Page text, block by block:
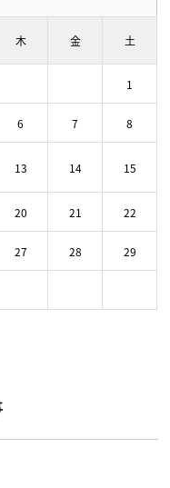
木 金 土
1
6 7 8
13 14 15
20 21 22
27 28 29